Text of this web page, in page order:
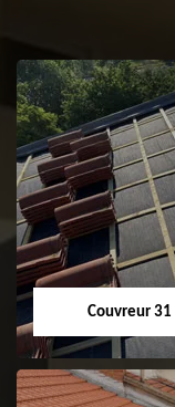
Couvreur 31